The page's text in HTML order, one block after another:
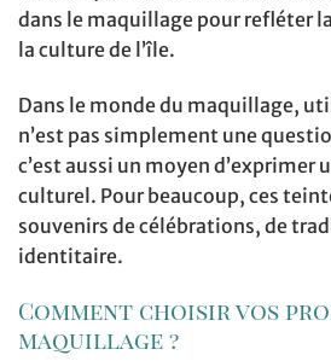
dans le maquillage pour refléter
la culture de l’île.
Dans le monde du maquillage,
n’est pas simplement une
c’est aussi un moyen d’exprimer
culturel. Pour beaucoup, ces
souvenirs de célébrations, de
identitaire.
Comment choisir vos
maquillage ?